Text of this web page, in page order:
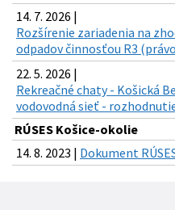
14. 7. 2026 |
Rozšírenie zariadenia na
odpadov činnosťou R3
22. 5. 2026 |
Rekreačné chaty - Košická
vodovodná sieť -
RÚSES Košice-okolie
14. 8. 2023 | Dokument